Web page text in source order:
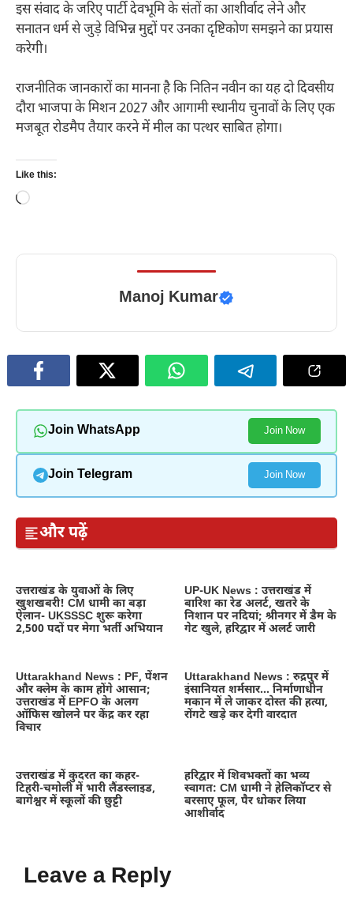
इस संवाद के जरिए पार्टी देवभूमि के संतों का आशीर्वाद लेने और
सनातन धर्म से जुड़े विभिन्न मुद्दों पर उनका दृष्टिकोण समझने का प्रयास
करेगी।
राजनीतिक जानकारों का मानना है कि नितिन नवीन का यह दो दिवसीय
दौरा भाजपा के मिशन 2027 और आगामी स्थानीय चुनावों के लिए एक
मजबूत रोडमैप तैयार करने में मील का पत्थर साबित होगा।
Like this:
Loading…
Manoj Kumar
Join WhatsApp Join Now
Join Telegram Join Now
और पढ़ें
उत्तराखंड के युवाओं के लिए
खुशखबरी! CM धामी का बड़ा
ऐलान- UKSSSC शुरू करेगा
2,500 पदों पर मेगा भर्ती अभियान
UP-UK News : उत्तराखंड में
बारिश का रेड अलर्ट, खतरे के
निशान पर नदियां; श्रीनगर में डैम के
गेट खुले, हरिद्वार में अलर्ट जारी
Uttarakhand News : PF, पेंशन
और क्लेम के काम होंगे आसान;
उत्तराखंड में EPFO के अलग
ऑफिस खोलने पर केंद्र कर रहा
विचार
Uttarakhand News : रुद्रपुर में
इंसानियत शर्मसार… निर्माणाधीन
मकान में ले जाकर दोस्त की हत्या,
रोंगटे खड़े कर देगी वारदात
उत्तराखंड में कुदरत का कहर-
टिहरी-चमोली में भारी लैंडस्लाइड,
बागेश्वर में स्कूलों की छुट्टी
हरिद्वार में शिवभक्तों का भव्य
स्वागत: CM धामी ने हेलिकॉप्टर से
बरसाए फूल, पैर धोकर लिया
आशीर्वाद
Leave a Reply